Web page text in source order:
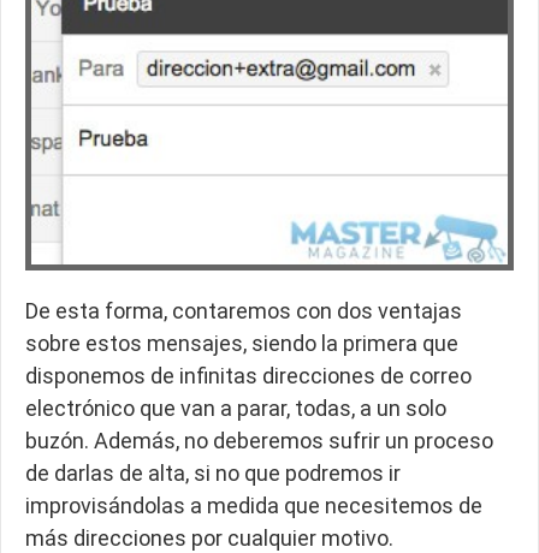
De esta forma, contaremos con dos ventajas
sobre estos mensajes, siendo la primera que
disponemos de infinitas direcciones de correo
electrónico que van a parar, todas, a un solo
buzón. Además, no deberemos sufrir un proceso
de darlas de alta, si no que podremos ir
improvisándolas a medida que necesitemos de
más direcciones por cualquier motivo.